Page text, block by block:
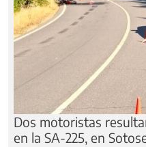
Dos motoristas
en la SA-225, en